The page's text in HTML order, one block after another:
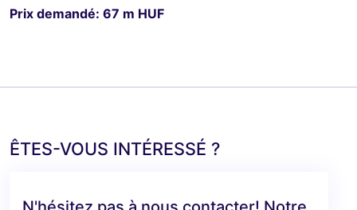
Prix demandé: 67 m HUF
ÊTES-VOUS INTÉRESSÉ ?